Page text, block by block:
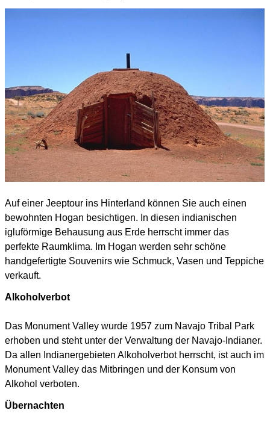
Auf einer Jeeptour ins Hinterland können Sie auch einen
bewohnten Hogan besichtigen. In diesen indianischen
igluförmige Behausung aus Erde herrscht immer das
perfekte Raumklima. Im Hogan werden sehr schöne
handgefertigte Souvenirs wie Schmuck, Vasen und Teppiche
verkauft.
Alkoholverbot
Das Monument Valley wurde 1957 zum Navajo Tribal Park
erhoben und steht unter der Verwaltung der Navajo-Indianer.
Da allen Indianergebieten Alkoholverbot herrscht, ist auch im
Monument Valley das Mitbringen und der Konsum von
Alkohol verboten.
Übernachten